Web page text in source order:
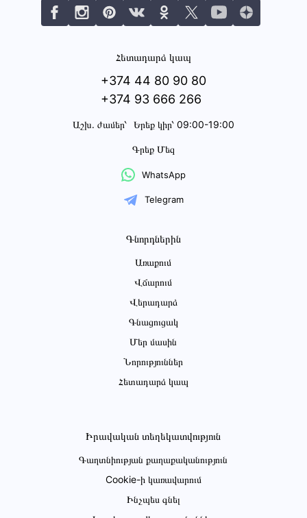
Հետադարձ կապ
+374 44 80 90 80
+374 93 666 266
Աշխ․ ժամեր՝ Երեք կիր՝ 09:00-19:00
Գրեք Մեզ
WhatsApp
Telegram
Գնորդներին
Առաքում
Վճարում
Վերադարձ
Գնացուցակ
Մեր մասին
Նորություններ
Հետադարձ կապ
Իրավական տեղեկատվություն
Գաղտնիության քաղաքականություն
Cookie-ի կառավարում
Ինչպես գնել